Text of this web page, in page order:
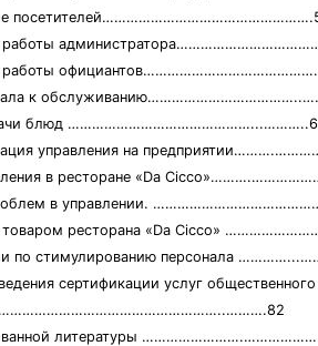
работы
работы
зала к
блюд
управления на
в ресторане «Da
в управлении.
товаром ресторана «Da Cicco»
по стимулированию персонала
сертификации услуг
литературы